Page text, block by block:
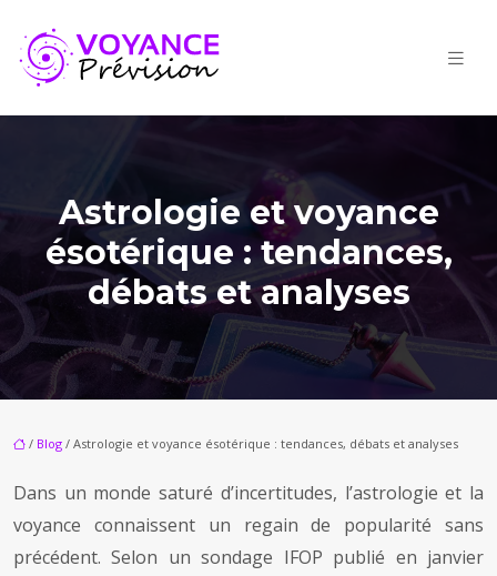
Astrologie et voyance
ésotérique : tendances,
débats et analyses
/ Blog / Astrologie et voyance ésotérique : tendances, débats et analyses
Dans un monde saturé d’incertitudes, l’astrologie et la
voyance connaissent un regain de popularité sans
précédent. Selon un sondage IFOP publié en janvier